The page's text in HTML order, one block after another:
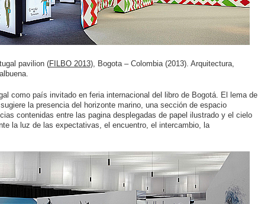
pavilion (FILBO 2013), Bogota – Colombia (2013). Arquitectura,
como país invitado en feria internacional del libro de Bogotá. El lema de
la presencia del horizonte marino, una sección de espacio
contenidas entre las pagina desplegadas de papel ilustrado y el cielo
la luz de las expectativas, el encuentro, el intercambio, la